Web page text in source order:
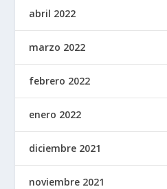
abril 2022
marzo 2022
febrero 2022
enero 2022
diciembre 2021
noviembre 2021